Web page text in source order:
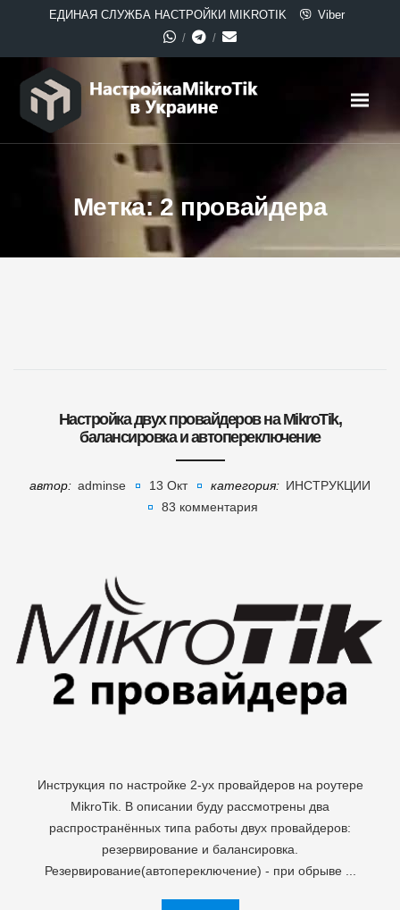
ЕДИНАЯ СЛУЖБА НАСТРОЙКИ MIKROTIK Viber
Метка: 2 провайдера
Настройка двух провайдеров на MikroTik,
балансировка и автопереключение
автор: adminse 13 Окт категория: ИНСТРУКЦИИ
83 комментария
Инструкция по настройке 2-ух провайдеров на роутере
MikroTik. В описании буду рассмотрены два
распространённых типа работы двух провайдеров:
резервирование и балансировка.
Резервирование(автопереключение) - при обрыве ...